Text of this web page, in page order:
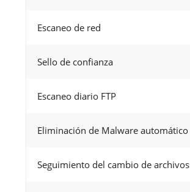
Escaneo de red
Sello de confianza
Escaneo diario FTP
Eliminación de Malware automático
Seguimiento del cambio de archivos